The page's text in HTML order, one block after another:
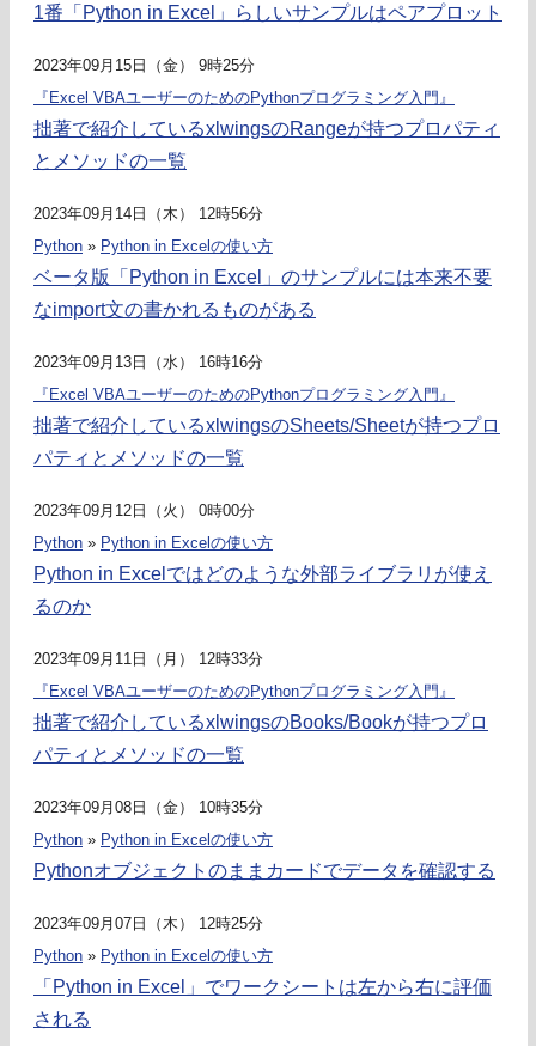
1番「Python in Excel」らしいサンプルはペアプロット
2023年09月15日（金） 9時25分
『Excel VBAユーザーのためのPythonプログラミング入門』
拙著で紹介しているxlwingsのRangeが持つプロパティ
とメソッドの一覧
2023年09月14日（木） 12時56分
Python » Python in Excelの使い方
ベータ版「Python in Excel」のサンプルには本来不要
なimport文の書かれるものがある
2023年09月13日（水） 16時16分
『Excel VBAユーザーのためのPythonプログラミング入門』
拙著で紹介しているxlwingsのSheets/Sheetが持つプロ
パティとメソッドの一覧
2023年09月12日（火） 0時00分
Python » Python in Excelの使い方
Python in Excelではどのような外部ライブラリが使え
るのか
2023年09月11日（月） 12時33分
『Excel VBAユーザーのためのPythonプログラミング入門』
拙著で紹介しているxlwingsのBooks/Bookが持つプロ
パティとメソッドの一覧
2023年09月08日（金） 10時35分
Python » Python in Excelの使い方
Pythonオブジェクトのままカードでデータを確認する
2023年09月07日（木） 12時25分
Python » Python in Excelの使い方
「Python in Excel」でワークシートは左から右に評価
される